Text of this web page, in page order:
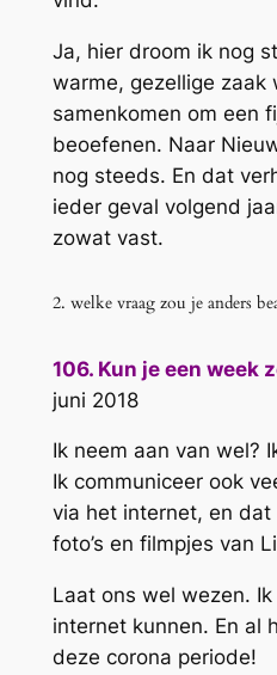
Ja, hier droom ik nog
warme, gezellige zaak
samenkomen om een
beoefenen. Naar
nog steeds. En dat
ieder geval volgend
zowat vast.
2. welke vraag zou je anders
106. Kun je een week
juni 2018
Ik neem aan van wel?
Ik communiceer ook
via het internet, en dat
foto’s en filmpjes van
Laat ons wel wezen.
internet kunnen. En al
deze corona periode!